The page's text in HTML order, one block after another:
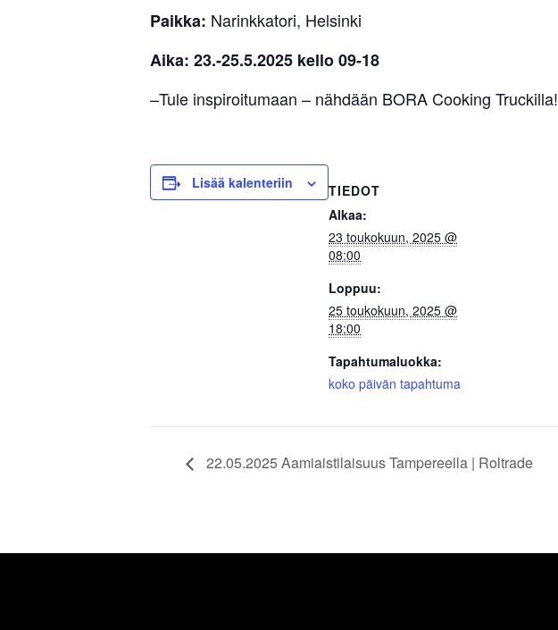
Paikka: Narinkkatori, Helsinki
Aika: 23.-25.5.2025 kello 09-18
–Tule inspiroitumaan – nähdään BORA Cooking Truckilla!
Lisää kalenteriin
TIEDOT
Alkaa:
23 toukokuun, 2025 @
08:00
Loppuu:
25 toukokuun, 2025 @
18:00
Tapahtumaluokka:
koko päivän tapahtuma
22.05.2025 Aamiaistilaisuus Tampereella | Roltrade